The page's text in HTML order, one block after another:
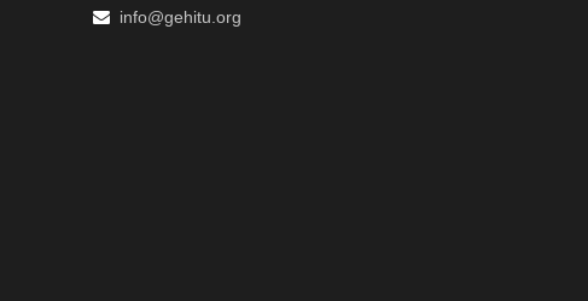
info@gehitu.org